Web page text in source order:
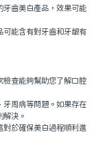
牙齒美白產品，效果可能
能含有對牙齒和牙龈有
查能夠幫助您了解口腔
周病等問題。如果存在
解決。
於確保美白過程順利進